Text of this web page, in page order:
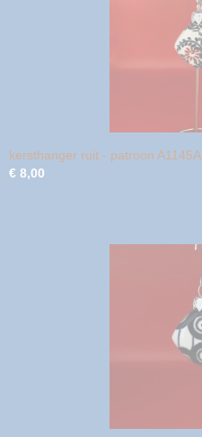
kersthanger ruit - patroon A1145A
€ 8,00